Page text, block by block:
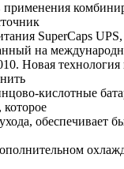
SuperCaps UPS,
на
Новая технология
кислотные
обеспечивает